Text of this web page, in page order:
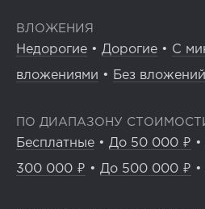
ВЛОЖЕНИЯ
Недорогие • Дорогие • С
вложениями • Без вложений
ПО ДИАПАЗОНУ
Бесплатные • До 50 000 ₽ •
300 000 ₽ • До 500 000 ₽ •